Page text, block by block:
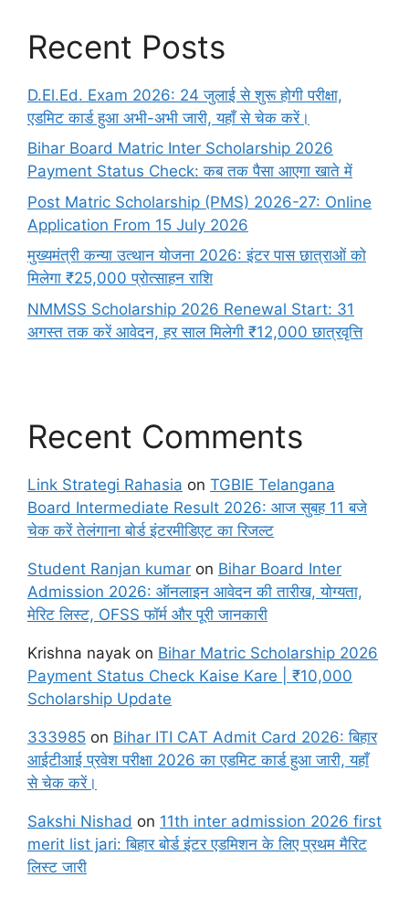
Recent Posts
D.El.Ed. Exam 2026: 24 जुलाई से शुरू होगी परीक्षा,
एडमिट कार्ड हुआ अभी-अभी जारी, यहाँ से चेक करें।
Bihar Board Matric Inter Scholarship 2026
Payment Status Check: कब तक पैसा आएगा खाते में
Post Matric Scholarship (PMS) 2026-27: Online
Application From 15 July 2026
मुख्यमंत्री कन्या उत्थान योजना 2026: इंटर पास छात्राओं को
मिलेगा ₹25,000 प्रोत्साहन राशि
NMMSS Scholarship 2026 Renewal Start: 31
अगस्त तक करें आवेदन, हर साल मिलेगी ₹12,000 छात्रवृत्ति
Recent Comments
Link Strategi Rahasia on TGBIE Telangana
Board Intermediate Result 2026: आज सुबह 11 बजे
चेक करें तेलंगाना बोर्ड इंटरमीडिएट का रिजल्ट
Student Ranjan kumar on Bihar Board Inter
Admission 2026: ऑनलाइन आवेदन की तारीख, योग्यता,
मेरिट लिस्ट, OFSS फॉर्म और पूरी जानकारी
Krishna nayak on Bihar Matric Scholarship 2026
Payment Status Check Kaise Kare | ₹10,000
Scholarship Update
333985 on Bihar ITI CAT Admit Card 2026: बिहार
आईटीआई प्रवेश परीक्षा 2026 का एडमिट कार्ड हुआ जारी, यहाँ
से चेक करें।
Sakshi Nishad on 11th inter admission 2026 first
merit list jari: बिहार बोर्ड इंटर एडमिशन के लिए प्रथम मैरिट
लिस्ट जारी